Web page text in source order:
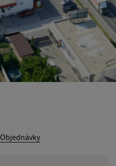
Objednávky